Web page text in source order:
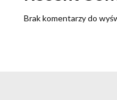
Brak komentarzy do